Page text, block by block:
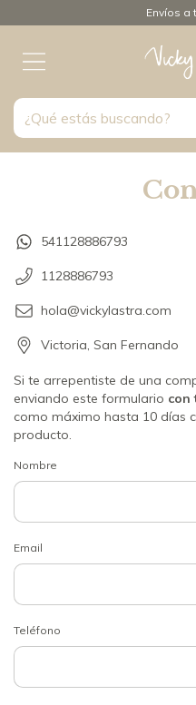
Envíos a
541128886793
1128886793
hola@vickylastra.com
Victoria, San Fernando
Si te arrepentiste de una
enviando este formulario con
como máximo hasta 10 días
producto.
Nombre
Email
Teléfono